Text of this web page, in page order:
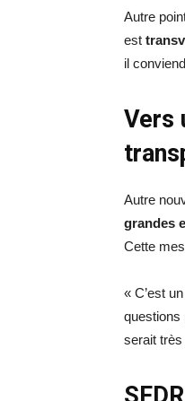
Autre
est
il
Vers
Autre
grandes
Cette
« C’est
questions
serait